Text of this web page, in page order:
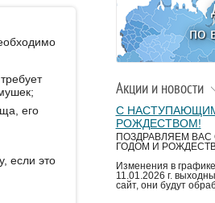
его
если это
по
Акции и новости
С
РОЖДЕСТВОМ!
ПОЗДРАВЛЯЕМ
ГОДОМ И
Изменения в
11.01.2026 г.
сайт, они будут